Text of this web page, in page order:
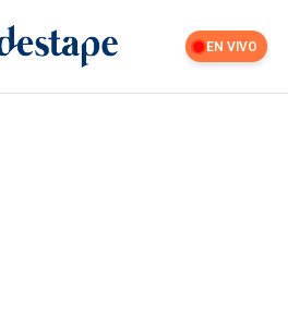
EN VIVO